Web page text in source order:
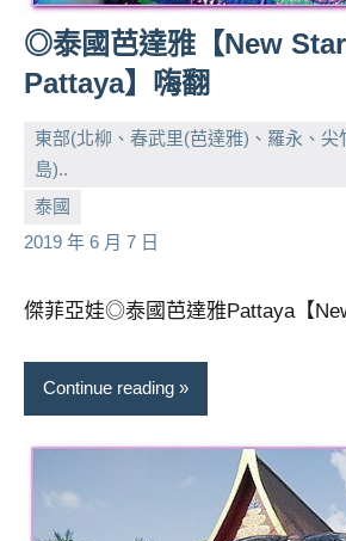
◎泰國芭達雅【New
Pattaya】嗨翻
東部(北柳、春武里(芭達雅)、羅永、尖
島)..
泰國
2019 年 6 月 7 日
小
芳
No
comments
傑菲亞娃◎泰國芭達雅Pattaya【
Continue reading